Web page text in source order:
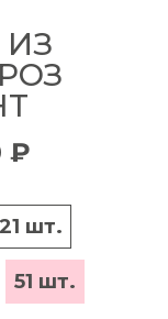
₽
21 шт.
51 шт.